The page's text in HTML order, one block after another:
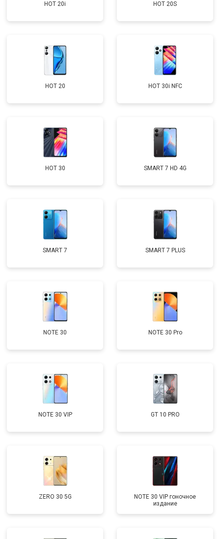
HOT 20i HOT 20S
HOT 20 HOT 30i NFC
HOT 30 SMART 7 HD 4G
SMART 7 SMART 7 PLUS
NOTE 30 NOTE 30 Pro
NOTE 30 VIP GT 10 PRO
ZERO 30 5G
NOTE 30 VIP гоночное
издание